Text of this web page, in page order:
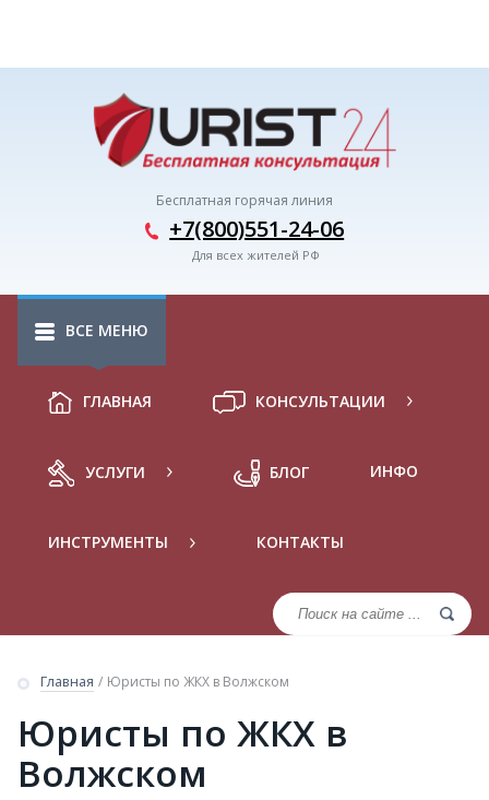
Бесплатная горячая линия
+7(800)551-24-06
Для всех жителей РФ
ВСЕ МЕНЮ
ГЛАВНАЯ КОНСУЛЬТАЦИИ
УСЛУГИ БЛОГ ИНФО
ИНСТРУМЕНТЫ КОНТАКТЫ
Главная / Юристы по ЖКХ в Волжском
Юристы по ЖКХ в
Волжском